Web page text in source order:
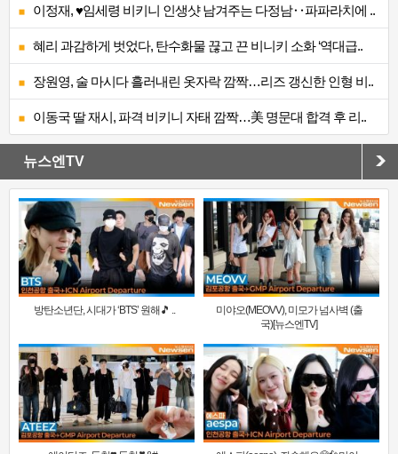
이정재, ♥임세령 비키니 인생샷 남겨주는 다정남‥파파라치에 ..
혜리 과감하게 벗었다, 탄수화물 끊고 끈 비니키 소화 ‘역대급..
장원영, 술 마시다 흘러내린 옷자락 깜짝…리즈 갱신한 인형 비..
이동국 딸 재시, 파격 비키니 자태 깜짝…美 명문대 합격 후 리..
뉴스엔TV
방탄소년단, 시대가 ‘BTS’ 원해🎵 ..
미야오(MEOVV), 미모가 넘사벽 (출
국)[뉴스엔TV]